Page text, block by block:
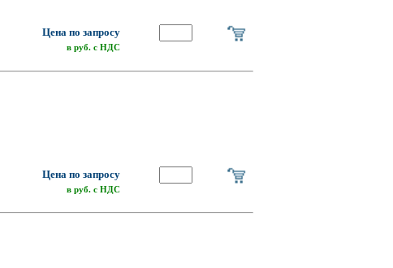
Цена по запросу
в руб. с НДС
Цена по запросу
в руб. с НДС